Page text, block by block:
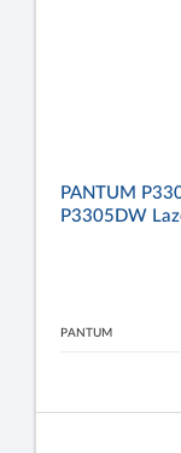
PANTUM
P3305DW
PANTUM